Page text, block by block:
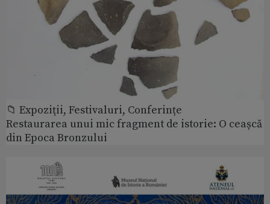
📁 Expoziţii, Festivaluri, Conferințe
Restaurarea unui mic fragment de istorie: O ceașcă
din Epoca Bronzului